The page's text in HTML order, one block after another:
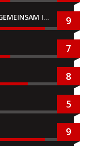
SUPER MARIO BROS. WONDER + GEMEINSAM IM BELLABEL-PARK 9
7
8
5
9